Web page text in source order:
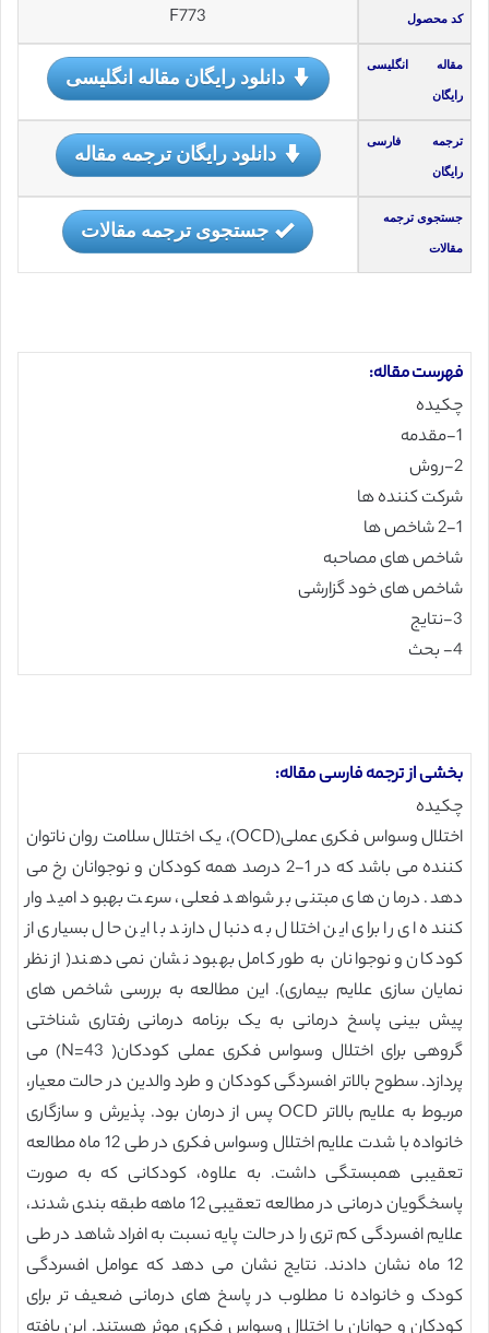
کد محصول F773
مقاله انگلیسی
رایگان
دانلود رایگان مقاله انگلیسی
ترجمه فارسی
رایگان
دانلود رایگان ترجمه مقاله
جستجوی ترجمه
مقالات
جستجوی ترجمه مقالات
فهرست مقاله:
چکیده
1-مقدمه
2-روش
شرکت کننده ها
2-1 شاخص ها
شاخص های مصاحبه
شاخص های خود گزارشی
3-نتایج
4- بحث
بخشی از ترجمه فارسی مقاله:
چکیده
اختلال وسواس فکری عملی(OCD)، یک اختلال سلامت روان ناتوان
کننده می باشد که در 1-2 درصد همه کودکان و نوجوانان رخ می
دهد. درمان های مبتنی بر شواهد فعلی، سرعت بهبود امید وار
کننده ای را برای این اختلال به دنبال دارند با این حال بسیاری از
کودکان و نوجوانان به طور کامل بهبود نشان نمی دهند( از نظر
نمایان سازی علایم بیماری). این مطالعه به بررسی شاخص های
پیش بینی پاسخ درمانی به یک برنامه درمانی رفتاری شناختی
گروهی برای اختلال وسواس فکری عملی کودکان( N=43) می
پردازد. سطوح بالاتر افسردگی کودکان و طرد والدین در حالت معیار،
مربوط به علایم بالاتر OCD پس از درمان بود. پذیرش و سازگاری
خانواده با شدت علایم اختلال وسواس فکری در طی 12 ماه مطالعه
تعقیبی همبستگی داشت. به علاوه، کودکانی که به صورت
پاسخگویان درمانی در مطالعه تعقیبی 12 ماهه طبقه بندی شدند،
علایم افسردگی کم تری را در حالت پایه نسبت به افراد شاهد در طی
12 ماه نشان دادند. نتایج نشان می دهد که عوامل افسردگی
کودک و خانواده نا مطلوب در پاسخ های درمانی ضعیف تر برای